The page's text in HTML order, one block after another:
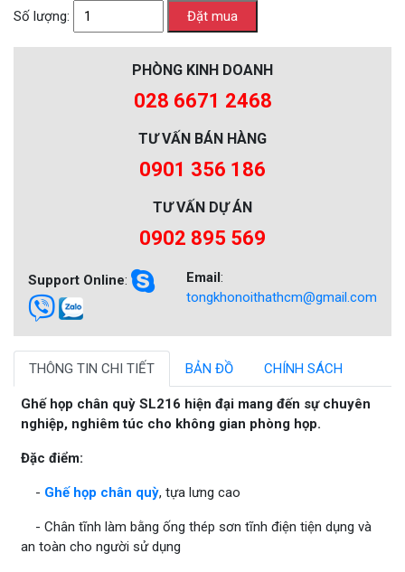
Số lượng:
PHÒNG KINH DOANH
028 6671 2468
TƯ VẤN BÁN HÀNG
0901 356 186
TƯ VẤN DỰ ÁN
0902 895 569
Support Online: Email:
tongkhonoithathcm@gmail.com
THÔNG TIN CHI TIẾT BẢN ĐỒ CHÍNH SÁCH
Ghế họp chân quỳ SL216 hiện đại mang đến sự chuyên
nghiệp, nghiêm túc cho không gian phòng họp.
Đặc điểm:
- Ghế họp chân quỳ, tựa lưng cao
- Chân tĩnh làm bằng ống thép sơn tĩnh điện tiện dụng và
an toàn cho người sử dụng